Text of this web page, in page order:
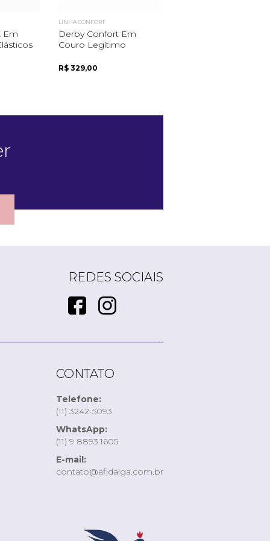
Em
LINHA CONFORT
Derby Confort Em
Couro Legítimo
R$ 329,00
REDES SOCIAIS
CONTATO
Telefone:
(11) 3242-5093
WhatsApp:
(11) 9 8893.1605
E-mail:
contato@afidalga.com.br